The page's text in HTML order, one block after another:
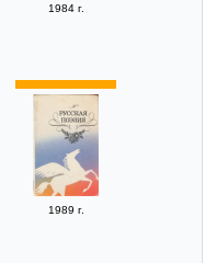
1984 г.
1989 г.